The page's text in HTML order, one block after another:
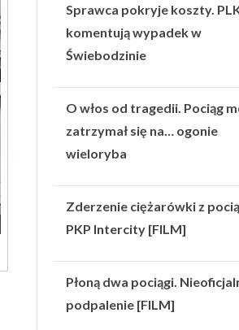
Sprawca pokryje koszty.
komentują wypadek w
Świebodzinie
O włos od tragedii. Pociąg
zatrzymał się na… ogonie
wieloryba
Zderzenie ciężarówki z
PKP Intercity [FILM]
Płoną dwa pociągi.
podpalenie [FILM]